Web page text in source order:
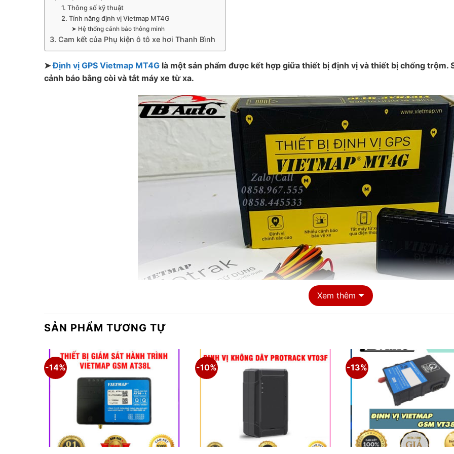
1. Thông số kỹ thuật
2. Tính năng định vị Vietmap MT4G
➤ Hệ thống cảnh báo thông minh
3. Cam kết của Phụ kiện ô tô xe hơi Thanh Bình
➤Định vị GPS Vietmap MT4G là một sản phẩm được kết hợp giữa thiết bị định vị và thiết bị chống trộm.
cảnh báo bằng còi và tắt máy xe từ xa.
Định vị Vietmap MT4G – Thanh Bình Auto
Xem thêm
SẢN PHẨM TƯƠNG TỰ
-14% -10% -13%